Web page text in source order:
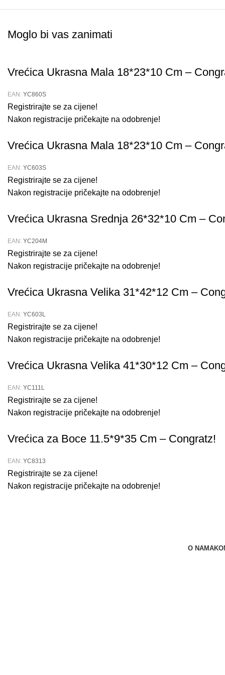
Moglo bi vas zanimati
Vrećica Ukrasna Mala 18*23*10 Cm –
EAN: YC860S
Registrirajte se za cijene!
Nakon registracije pričekajte na odobrenje!
Vrećica Ukrasna Mala 18*23*10 Cm –
EAN: YC603S
Registrirajte se za cijene!
Nakon registracije pričekajte na odobrenje!
Vrećica Ukrasna Srednja 26*32*10 Cm –
EAN: YC204M
Registrirajte se za cijene!
Nakon registracije pričekajte na odobrenje!
Vrećica Ukrasna Velika 31*42*12 Cm –
EAN: YC603L
Registrirajte se za cijene!
Nakon registracije pričekajte na odobrenje!
Vrećica Ukrasna Velika 41*30*12 Cm –
EAN: YC111L
Registrirajte se za cijene!
Nakon registracije pričekajte na odobrenje!
Vrećica za Boce 11.5*9*35 Cm – Congratz!
EAN: YC8313
Registrirajte se za cijene!
Nakon registracije pričekajte na odobrenje!
O NAMA